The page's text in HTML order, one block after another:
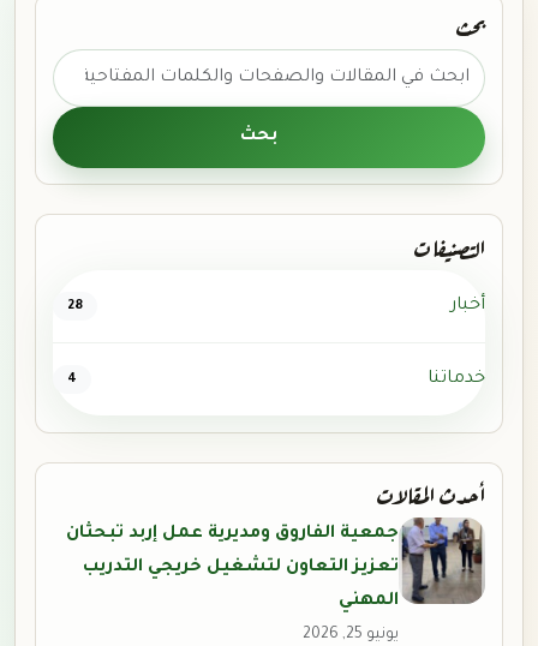
بحث
ابحث عن:
بحث
التصنيفات
أخبار 28
خدماتنا 4
أحدث المقالات
جمعية الفاروق ومديرية عمل إربد تبحثان
تعزيز التعاون لتشغيل خريجي التدريب
المهني
يونيو 25, 2026